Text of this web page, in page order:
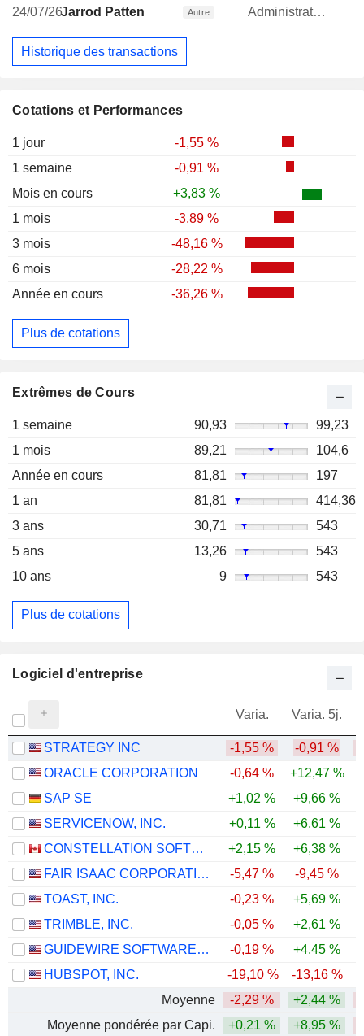
Cotations et Performances
1 jour
-1,55 %
1 semaine
-0,91 %
Mois en cours
+3,83 %
1 mois
-3,89 %
3 mois
-48,16 %
6 mois
-28,22 %
Année en cours
-36,26 %
Plus de cotations
Extrêmes de Cours
1 semaine 90,93
99,23
1 mois
89,21
104,6
Année en cours
81,81
197
1 an
81,81
414,36
3 ans
30,71
543
5 ans
13,26
543
10 ans
9 543
Plus de cotations
24/07/26Jarrod Patten Autre Administrateur
Historique des transactions
Logiciel d'entreprise
Varia. Varia. 5j.
STRATEGY INC -1,55 % -0,91 %
ORACLE CORPORATION
-0,64 % +12,47 %
SAP SE
+1,02 % +9,66 %
SERVICENOW, INC.
+0,11 % +6,61 %
CONSTELLATION SOFTWARE INC.
+2,15 % +6,38 %
FAIR ISAAC CORPORATION
-5,47 % -9,45 %
TOAST, INC.
-0,23 % +5,69 %
TRIMBLE, INC.
-0,05 % +2,61 %
GUIDEWIRE SOFTWARE, INC.
-0,19 % +4,45 %
HUBSPOT, INC.
-19,10 % -13,16 %
Moyenne
-2,29 % +2,44 %
Moyenne pondérée par Capi.
+0,21 % +8,95 %